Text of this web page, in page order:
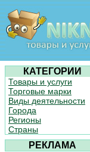
КАТЕГОРИИ
Товары и услуги
Торговые марки
Виды деятельности
Города
Регионы
Страны
РЕКЛАМА